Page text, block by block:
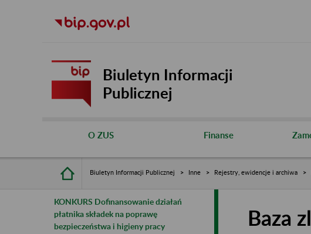
Biuletyn Informacji
Publicznej
O ZUS Finanse
Biuletyn Informacji Publicznej Inne Rejestry, ewidencje i archiwa
KONKURS Dofinansowanie działań
płatnika składek na poprawę
bezpieczeństwa i higieny pracy
Baza